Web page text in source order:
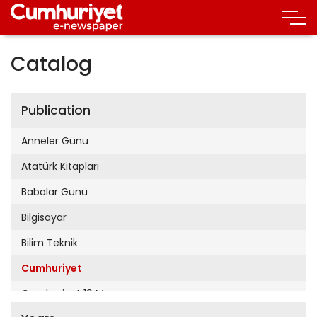
Catalog
Publication
Anneler Günü
Atatürk Kitapları
Babalar Günü
Bilgisayar
Bilim Teknik
Cumhuriyet
Cumhuriyet 19 Mayıs